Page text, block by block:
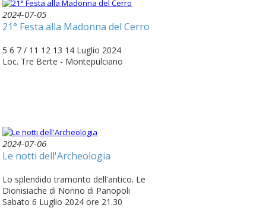
2024-07-05
21° Festa alla Madonna del Cerro
5 6 7 / 11 12 13 14 Luglio 2024
Loc. Tre Berte - Montepulciano
2024-07-06
Le notti dell'Archeologia
Lo splendido tramonto dell'antico. Le
Dionisiache di Nonno di Panopoli
Sabato 6 Luglio 2024 ore 21.30